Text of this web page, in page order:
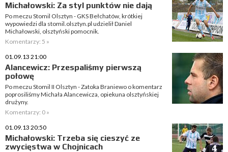
Michałowski: Za styl punktów nie dają
Po meczu Stomil Olsztyn - GKS Bełchatów, krótkiej
wypowiedzi dla stomil.olsztyn.pl udzielił Daniel
Michałowski, olsztyński pomocnik.
Komentarzy: 5 »
01.09.13 21:00
Alancewicz: Przespaliśmy pierwszą
połowę
Po meczu Stomil II Olsztyn - Zatoka Braniewo o komentarz
poprosiliśmy Michała Alancewicza, opiekuna olsztyńskiej
drużyny.
Komentarzy: 0 »
01.09.13 20:50
Michałowski: Trzeba się cieszyć ze
zwycięstwa w Chojnicach